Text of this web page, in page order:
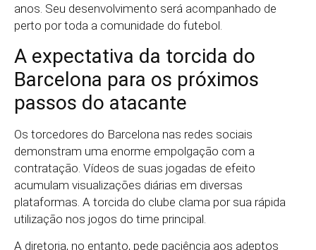
anos. Seu desenvolvimento será acompanhado de
perto por toda a comunidade do futebol.
A expectativa da torcida do
Barcelona para os próximos
passos do atacante
Os torcedores do Barcelona nas redes sociais
demonstram uma enorme empolgação com a
contratação. Vídeos de suas jogadas de efeito
acumulam visualizações diárias em diversas
plataformas. A torcida do clube clama por sua rápida
utilização nos jogos do time principal.
A diretoria, no entanto, pede paciência aos adeptos